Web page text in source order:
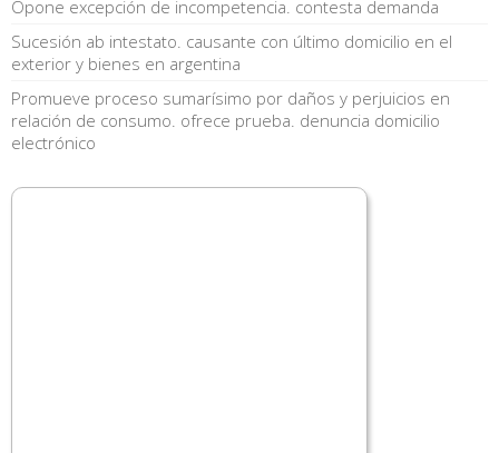
Opone excepción de incompetencia. contesta demanda
Sucesión ab intestato. causante con último domicilio en el
exterior y bienes en argentina
Promueve proceso sumarísimo por daños y perjuicios en
relación de consumo. ofrece prueba. denuncia domicilio
electrónico